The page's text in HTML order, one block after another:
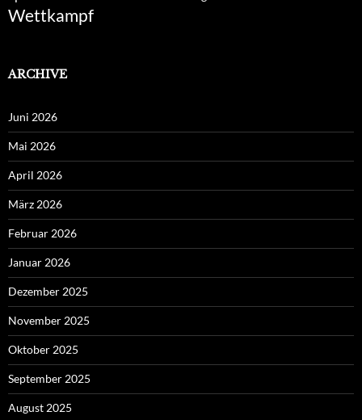
Wettkampf
ARCHIVE
Juni 2026
Mai 2026
April 2026
März 2026
Februar 2026
Januar 2026
Dezember 2025
November 2025
Oktober 2025
September 2025
August 2025